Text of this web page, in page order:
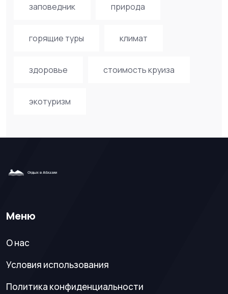
заповедник природа
горящие туры климат
здоровье стоимость круиза
экотуризм
Меню
О нас
Условия использования
Политика конфиденциальности